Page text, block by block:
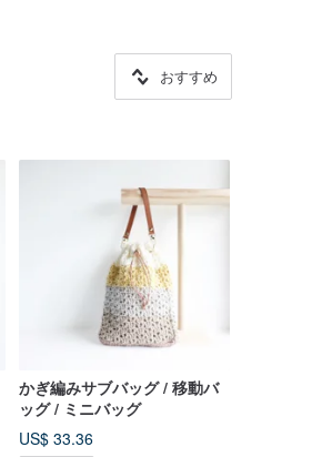
おすすめ
かぎ編みサブバッグ / 移動バ
ッグ / ミニバッグ
US$ 33.36